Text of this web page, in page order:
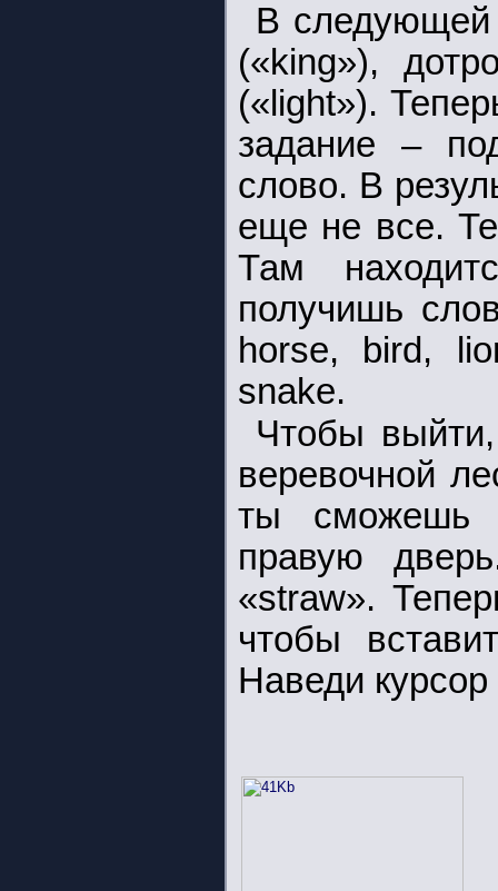
В следующей
(«king»),
(«light»).
задание –
слово. В
еще не все.
Там
получишь
horse, bird,
snake.
Чтобы
веревочной
ты сможешь
правую
«straw».
чтобы
Наведи